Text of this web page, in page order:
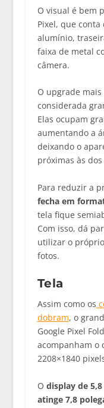
O visual é bem
Pixel, que
alumínio,
faixa de metal
câmera.
O upgrade
considerada
Elas ocupam
aumentando a
deixando o
próximas às
Para reduzir a
fecha em
tela fique
Com isso, dá
utilizar o
fotos.
Tela
Assim como os
dobram, o
Google Pixel
acompanham o
2208×1840
O display de
atinge 7,8